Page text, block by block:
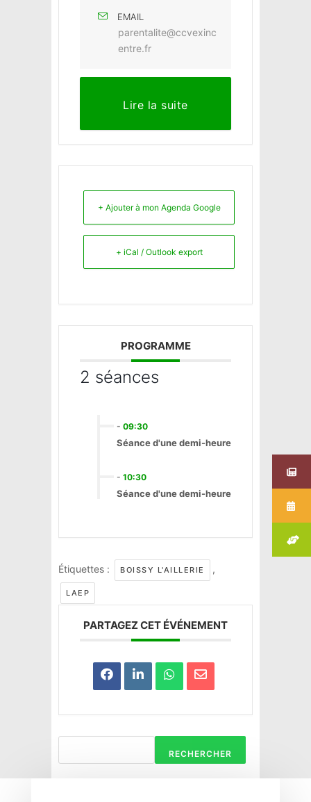
Haravilliers
EMAIL
parentalite@ccvexinc
entre.fr
Lire la suite
+ Ajouter à mon Agenda Google
+ iCal / Outlook export
PROGRAMME
2 séances
- 09:30
Séance d'une demi-heure
- 10:30
Séance d'une demi-heure
Étiquettes : BOISSY L'AILLERIE ,
LAEP
PARTAGEZ CET ÉVÉNEMENT
RECHERCHER